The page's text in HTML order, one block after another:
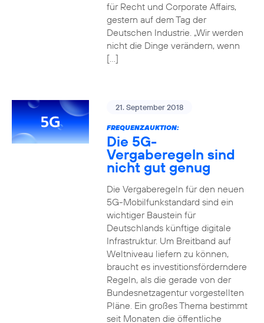
für Recht und Corporate Affairs,
gestern auf dem Tag der
Deutschen Industrie. „Wir werden
nicht die Dinge verändern, wenn
[…]
21. September 2018
FREQUENZAUKTION:
Die 5G-
Vergaberegeln sind
nicht gut genug
Die Vergaberegeln für den neuen
5G-Mobilfunkstandard sind ein
wichtiger Baustein für
Deutschlands künftige digitale
Infrastruktur. Um Breitband auf
Weltniveau liefern zu können,
braucht es investitionsförderndere
Regeln, als die gerade von der
Bundesnetzagentur vorgestellten
Pläne. Ein großes Thema bestimmt
seit Monaten die öffentliche